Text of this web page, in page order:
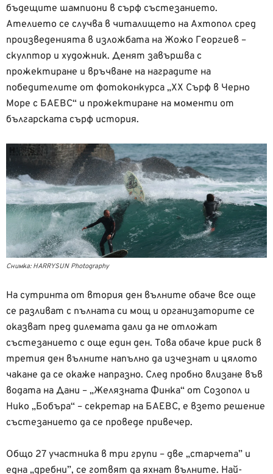
бъдещите шампиони в сърф състезанието.
Ателието се случва в читалището на Ахтопол сред
произведенията в изложбата на Жожо Георгиев –
скулптор и художник. Денят завършва с
прожектиране и връчване на наградите на
победителите от фотоконкурса „ХХ Сърф в Черно
Море с БАЕВС“ и прожектиране на моменти от
българската сърф история.
Снимка: HARRYSUN Photography
На сутринта от втория ден вълните обаче все още
се разливат с пълната си мощ и организаторите се
оказват пред дилемата дали да не отложат
състезанието с още един ден. Това обаче крие риск в
третия ден вълните напълно да изчезнат и цялото
чакане да се окаже напразно. След пробно влизане във
водата на Дани – „Желязната Финка“ от Созопол и
Нико „Бобъра“ – секретар на БАЕВС, е взето решение
състезанието да се проведе привечер.
Общо 27 участника в три групи – две „старчета” и
една „дребни”, се готвят да яхнат вълните. Най-